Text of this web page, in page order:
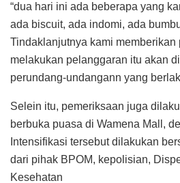
“dua hari ini ada beberapa yang
ada biscuit, ada indomi, ada
Tindaklanjutnya kami memberikan
melakukan pelanggaran itu akan
perundang-undangann yang
Selein itu, pemeriksaan juga
berbuka puasa di Wamena Mall,
Intensifikasi tersebut dilakukan
dari pihak BPOM, kepolisian,
Kesehatan